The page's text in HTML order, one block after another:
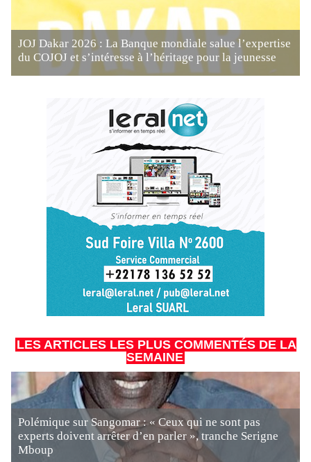
JOJ Dakar 2026 : La Banque mondiale salue l’expertise
du COJOJ et s’intéresse à l’héritage pour la jeunesse
LES ARTICLES LES PLUS COMMENTÉS DE LA
SEMAINE
Polémique sur Sangomar : « Ceux qui ne sont pas
experts doivent arrêter d’en parler », tranche Serigne
Mboup